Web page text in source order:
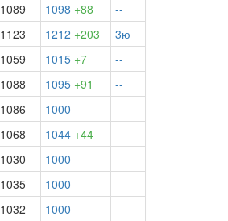
1089 1098 +88
--
1123 1212 +203
3ю
1059 1015 +7
--
1088 1095 +91
--
1086 1000
--
1068 1044 +44
--
1030 1000
--
1035 1000
--
1032 1000 --